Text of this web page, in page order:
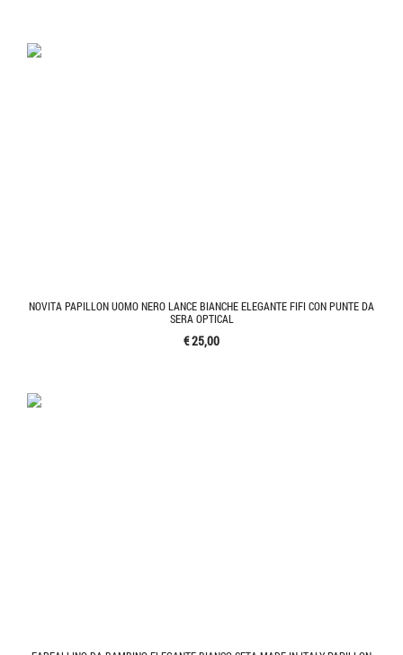
NOVITA PAPILLON UOMO NERO LANCE BIANCHE ELEGANTE FIFI CON PUNTE DA
SERA OPTICAL
€ 25,00